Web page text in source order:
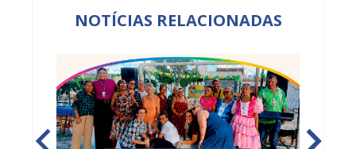
NOTÍCIAS RELACIONADAS